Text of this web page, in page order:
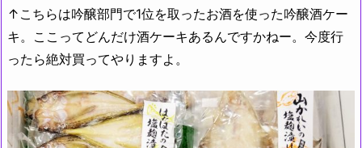
↑こちらは吟醸部門で1位を取ったお酒を使った吟醸酒ケー
キ。ここってどんだけ酒ケーキあるんですかねー。今度行
ったら絶対買ってやりますよ。